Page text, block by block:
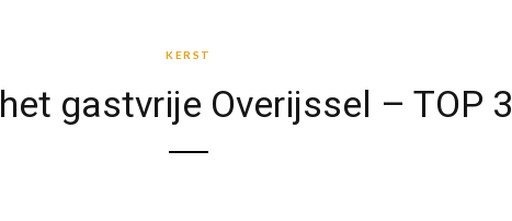
KERST
gastvrije Overijssel – TOP 3